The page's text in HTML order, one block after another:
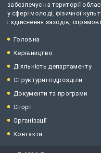
забезпечує на території
у сфері молоді, фізичної
і здійснення заходів,
Головна
Керівництво
Діяльність департаменту
Структурні підрозділи
Документи та програми
Спорт
Організації
Контакти